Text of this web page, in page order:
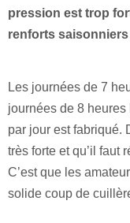
pression est trop
renforts saisonniers
Les journées de 7
journées de 8 heures
par jour est fabriqué.
très forte et qu’il faut
C’est que les
solide coup de